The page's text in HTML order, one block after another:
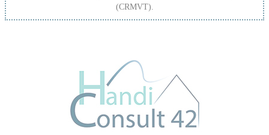
(CRMVT).